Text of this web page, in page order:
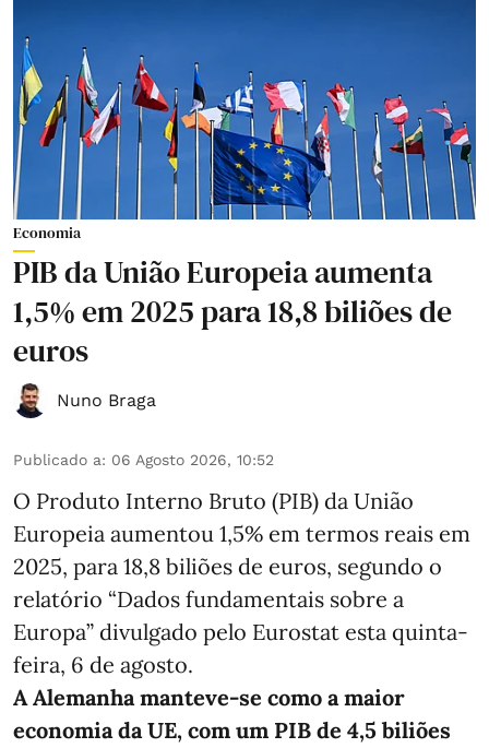
Economia
PIB da União Europeia aumenta
1,5% em 2025 para 18,8 biliões de
euros
Nuno Braga
Publicado a: 06 Agosto 2026, 10:52
O Produto Interno Bruto (PIB) da União
Europeia aumentou 1,5% em termos reais em
2025, para 18,8 biliões de euros, segundo o
relatório “Dados fundamentais sobre a
Europa” divulgado pelo Eurostat esta quinta-
feira, 6 de agosto.
A Alemanha manteve‑se como a maior
economia da UE, com um PIB de 4,5 biliões